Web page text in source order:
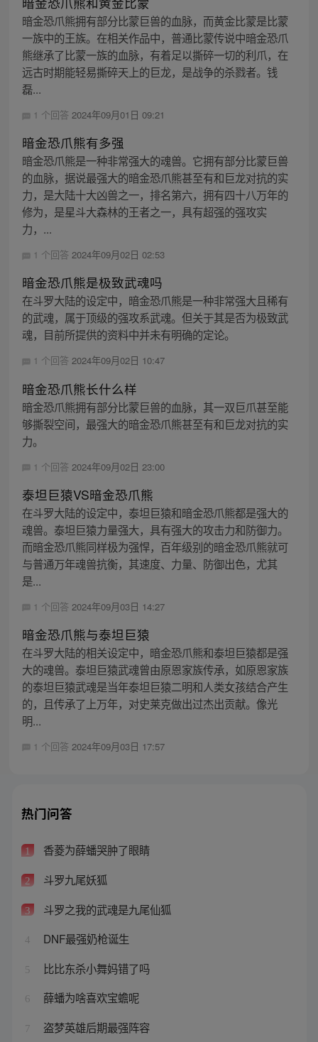
暗金恐爪熊拥有部分比蒙巨兽的血脉，而黄金比蒙是比蒙
一族中的王族。在相关作品中，普通比蒙传说中暗金恐爪
熊继承了比蒙一族的血脉，有着足以撕碎一切的利爪，在
远古时期能轻易撕碎天上的巨龙，是战争的杀戮者。钱
磊...
1 个回答 2024年09月01日 09:21
暗金恐爪熊有多强
暗金恐爪熊是一种非常强大的魂兽。它拥有部分比蒙巨兽
的血脉，据说最强大的暗金恐爪熊甚至有和巨龙对抗的实
力，是大陆十大凶兽之一，排名第六，拥有四十八万年的
修为，是星斗大森林的王者之一，具有超强的强攻实
力，...
1 个回答 2024年09月02日 02:53
暗金恐爪熊是极致武魂吗
在斗罗大陆的设定中，暗金恐爪熊是一种非常强大且稀有
的武魂，属于顶级的强攻系武魂。但关于其是否为极致武
魂，目前所提供的资料中并未有明确的定论。
1 个回答 2024年09月02日 10:47
暗金恐爪熊长什么样
暗金恐爪熊拥有部分比蒙巨兽的血脉，其一双巨爪甚至能
够撕裂空间，最强大的暗金恐爪熊甚至有和巨龙对抗的实
力。
1 个回答 2024年09月02日 23:00
泰坦巨猿VS暗金恐爪熊
在斗罗大陆的设定中，泰坦巨猿和暗金恐爪熊都是强大的
魂兽。泰坦巨猿力量强大，具有强大的攻击力和防御力。
而暗金恐爪熊同样极为强悍，百年级别的暗金恐爪熊就可
与普通万年魂兽抗衡，其速度、力量、防御出色，尤其
是...
1 个回答 2024年09月03日 14:27
暗金恐爪熊与泰坦巨猿
在斗罗大陆的相关设定中，暗金恐爪熊和泰坦巨猿都是强
大的魂兽。泰坦巨猿武魂曾由原恩家族传承，如原恩家族
的泰坦巨猿武魂是当年泰坦巨猿二明和人类女孩结合产生
的，且传承了上万年，对史莱克做出过杰出贡献。像光
明...
1 个回答 2024年09月03日 17:57
热门问答
1 香菱为薛蟠哭肿了眼睛
2 斗罗九尾妖狐
3 斗罗之我的武魂是九尾仙狐
4 DNF最强奶枪诞生
5 比比东杀小舞妈错了吗
6 薛蟠为啥喜欢宝蟾呢
7 盗梦英雄后期最强阵容